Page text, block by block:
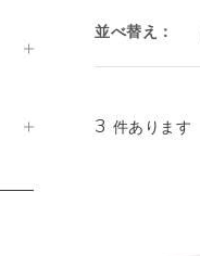
並べ替え：
3 件あります